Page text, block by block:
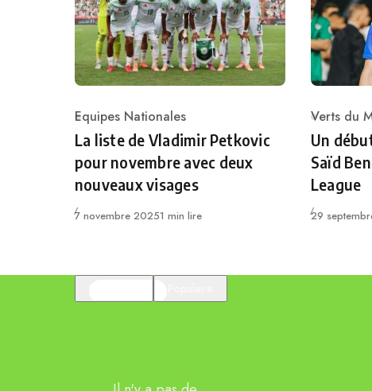
Category
Equipes Nationales
La liste de Vladimir Petkovic
pour novembre avec deux
nouveaux visages
Publié
7 novembre 20251 min lire
Category
Verts du
Un
Saïd
League
Publié
29